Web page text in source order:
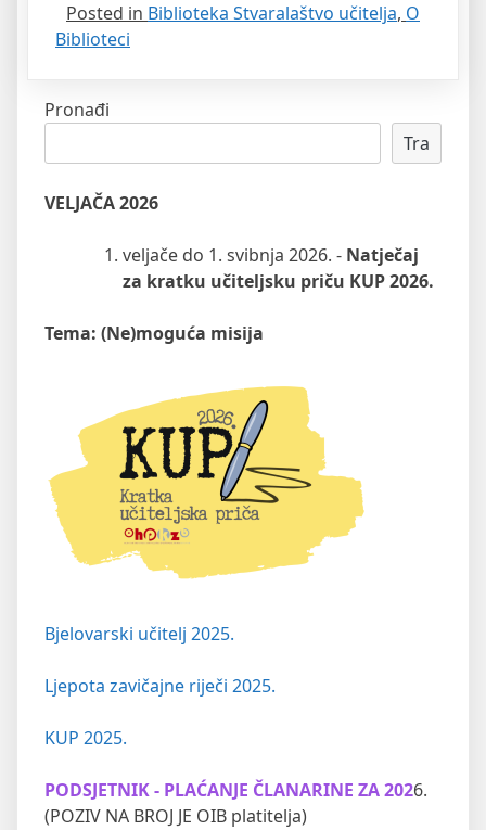
Posted in Biblioteka Stvaralaštvo učitelja, O
Biblioteci
Pronađi
Tra
VELJAČA 2026
veljače do 1. svibnja 2026. - Natječaj
za kratku učiteljsku priču KUP 2026.
Tema: (Ne)moguća misija
Bjelovarski učitelj 2025.
Ljepota zavičajne riječi 2025.
KUP 2025.
PODSJETNIK - PLAĆANJE ČLANARINE ZA 2026.
(POZIV NA BROJ JE OIB platitelja)